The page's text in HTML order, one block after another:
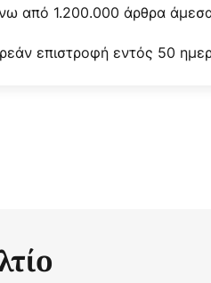
από 1.200.000 άρθρα άμεσα
επιστροφή εντός 50